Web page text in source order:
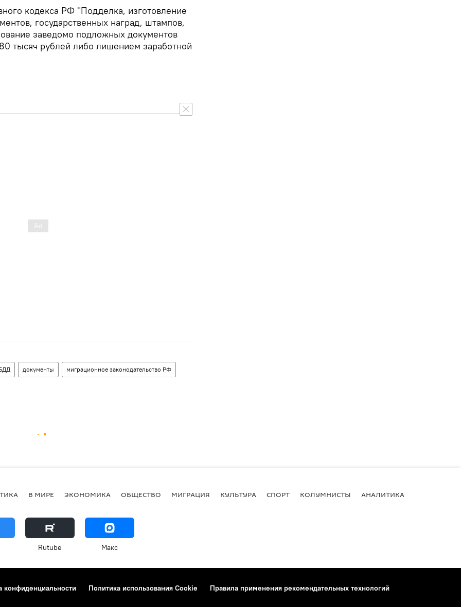
кодекса РФ "Подделка, изготовление
государственных наград, штампов,
заведомо подложных документов
тысяч рублей либо лишением заработной
документы миграционное законодательство РФ
В МИРЕ ЭКОНОМИКА ОБЩЕСТВО МИГРАЦИЯ КУЛЬТУРА СПОРТ КОЛУМНИСТЫ АНАЛИТИКА
Rutube Макс
конфиденциальности Политика использования Cookie
Правила применения рекомендательных технологий